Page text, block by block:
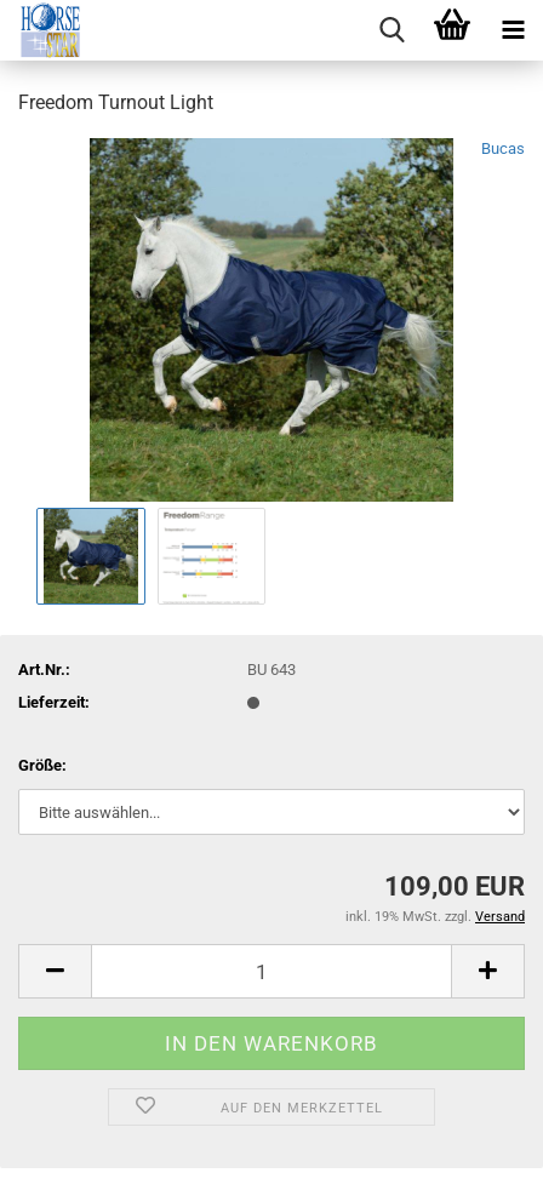
Freedom Turnout Light
Bucas
Art.Nr.:
BU 643
Lieferzeit:
Größe:
109,00 EUR
inkl. 19% MwSt. zzgl. Versand
AUF DEN MERKZETTEL